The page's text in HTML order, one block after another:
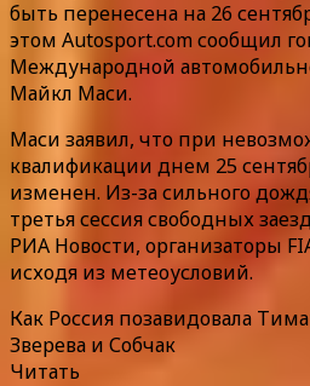
быть перенесена на 26
этом Autosport.com сообщил
Международной
Майкл Маси.
Маси заявил, что при
квалификации днем 25
изменен. Из-за сильного
третья сессия свободных
РИА Новости, организаторы
исходя из метеоусловий.
Как Россия позавидовала
Зверева и Собчак
Читать